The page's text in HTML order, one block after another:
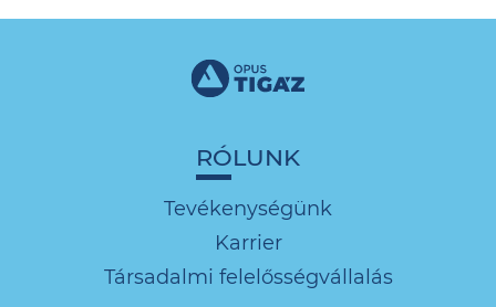
RÓLUNK
Tevékenységünk
Karrier
Társadalmi felelősségvállalás